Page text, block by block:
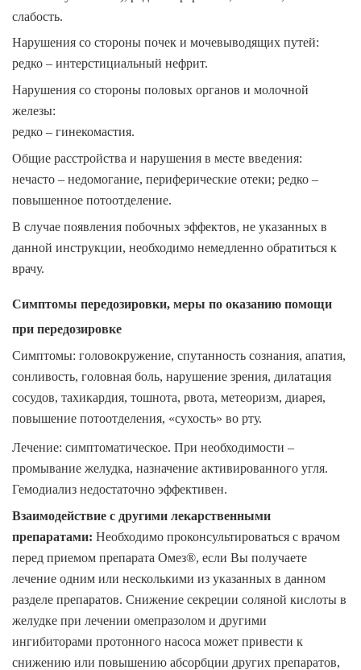
слабость.
Нарушения со стороны почек и мочевыводящих путей:
редко – интерстициальный нефрит.
Нарушения со стороны половых органов и молочной
железы:
редко – гинекомастия.
Общие расстройства и нарушения в месте введения:
нечасто – недомогание, периферические отеки; редко –
повышенное потоотделение.
В случае появления побочных эффектов, не указанных в
данной инструкции, необходимо немедленно обратиться к
врачу.
Симптомы передозировки, меры по оказанию помощи
при передозировке
Симптомы: головокружение, спутанность сознания, апатия,
сонливость, головная боль, нарушение зрения, дилатация
сосудов, тахикардия, тошнота, рвота, метеоризм, диарея,
повышение потоотделения, «сухость» во рту.
Лечение: симптоматическое. При необходимости –
промывание желудка, назначение активированного угля.
Гемодиализ недостаточно эффективен.
Взаимодействие с другими лекарственными
препаратами: Необходимо проконсультироваться с врачом
перед приемом препарата Омез®, если Вы получаете
лечение одним или несколькими из указанных в данном
разделе препаратов. Снижение секреции соляной кислоты в
желудке при лечении омепразолом и другими
ингибиторами протонного насоса может привести к
снижению или повышению абсорбции других препаратов,